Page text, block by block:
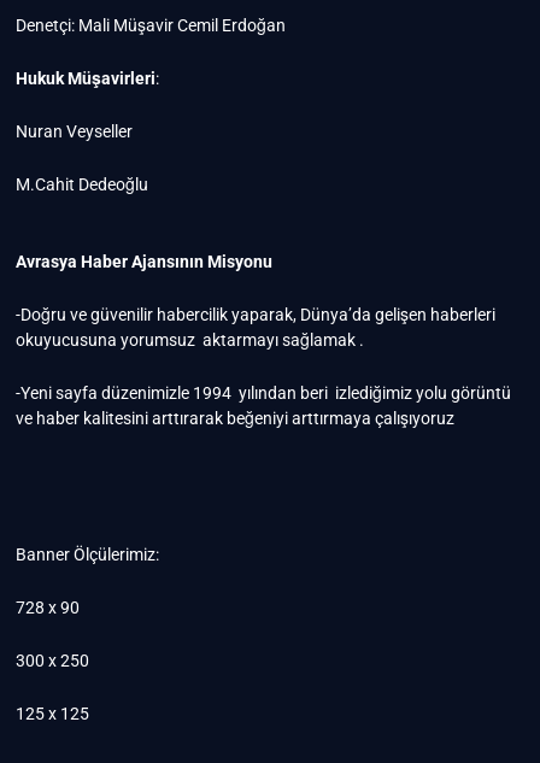
Denetçi: Mali Müşavir Cemil Erdoğan
Hukuk Müşavirleri:
Nuran Veyseller
M.Cahit Dedeoğlu
Avrasya Haber Ajansının Misyonu
-Doğru ve güvenilir habercilik yaparak, Dünya’da gelişen haberleri
okuyucusuna yorumsuz aktarmayı sağlamak .
-Yeni sayfa düzenimizle 1994 yılından beri izlediğimiz yolu görüntü
ve haber kalitesini arttırarak beğeniyi arttırmaya çalışıyoruz
Banner Ölçülerimiz:
728 x 90
300 x 250
125 x 125